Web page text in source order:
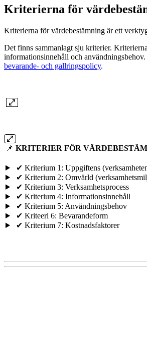
Kriterierna för
Kriterierna för värdebestämning är ett
Det finns sammanlagt sju kriterier.
informationsinnehåll och
bevarande- och gallringspolicy.
📌 KRITERIER FÖR
✔ Kriterium 1: Uppgiftens
✔ Kriterium 2: Omvärld
✔ Kriterium 3: Verksamhetsprocess
✔ Kriterium 4: Informationsinnehåll
✔ Kriterium 5: Användningsbehov
✔ Kriteeri 6: Bevarandeform
✔ Kriterium 7: Kostnadsfaktorer